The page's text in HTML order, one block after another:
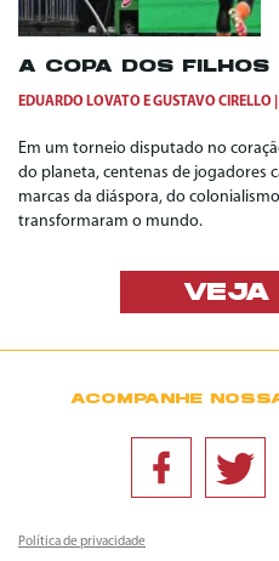
A COPA DOS FILHOS
EDUARDO LOVATO EGUSTAVO CIRELLO
Em um torneio disputado no
do planeta, centenas de jogadores
marcas da diáspora, do
transformaram o mundo.
VEJA
ACOMPANHE
Política de privacidade